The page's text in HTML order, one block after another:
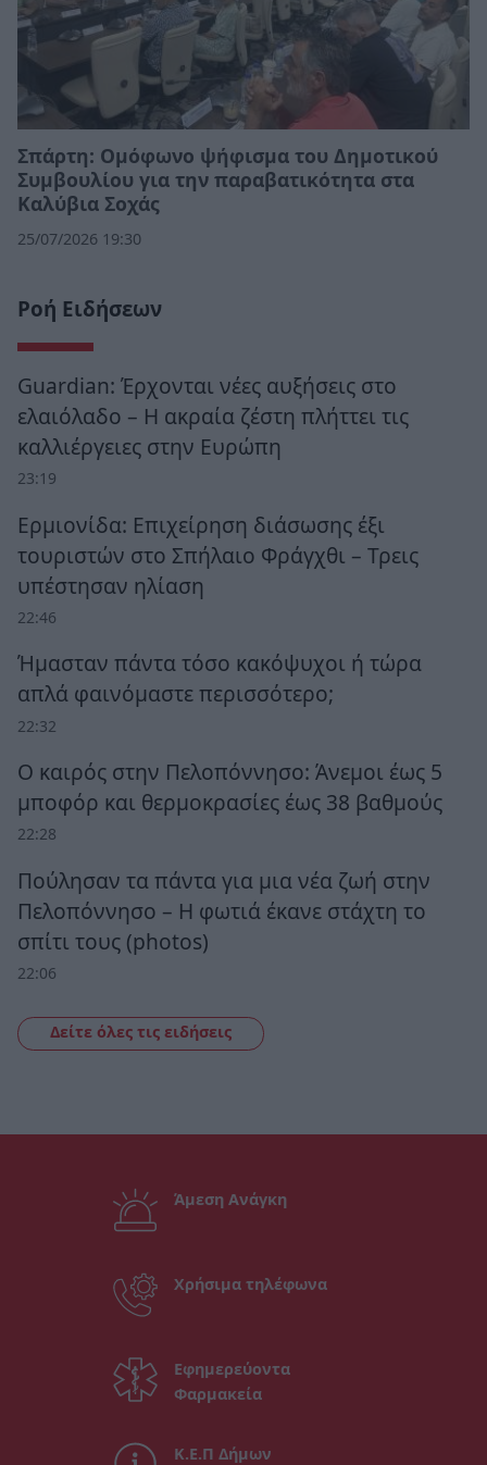
Σπάρτη: Ομόφωνο ψήφισμα του Δημοτικού
Συμβουλίου για την παραβατικότητα στα
Καλύβια Σοχάς
25/07/2026 19:30
Ροή Ειδήσεων
Guardian: Έρχονται νέες αυξήσεις στο
ελαιόλαδο – Η ακραία ζέστη πλήττει τις
καλλιέργειες στην Ευρώπη
23:19
Ερμιονίδα: Επιχείρηση διάσωσης έξι
τουριστών στο Σπήλαιο Φράγχθι – Τρεις
υπέστησαν ηλίαση
22:46
Ήμασταν πάντα τόσο κακόψυχοι ή τώρα
απλά φαινόμαστε περισσότερο;
22:32
Ο καιρός στην Πελοπόννησο: Άνεμοι έως 5
μποφόρ και θερμοκρασίες έως 38 βαθμούς
22:28
Πούλησαν τα πάντα για μια νέα ζωή στην
Πελοπόννησο – Η φωτιά έκανε στάχτη το
σπίτι τους (photos)
22:06
Δείτε όλες τις ειδήσεις
Άμεση Ανάγκη
Χρήσιμα τηλέφωνα
Εφημερεύοντα
Φαρμακεία
Κ.Ε.Π Δήμων